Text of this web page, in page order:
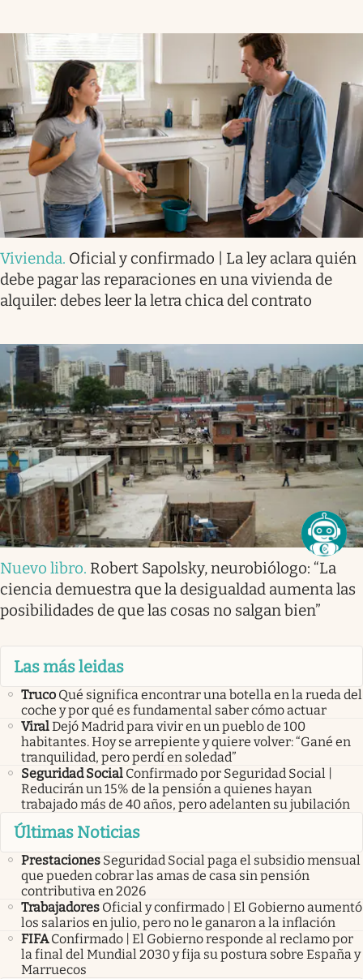
Vivienda. Oficial y confirmado | La ley aclara quién
debe pagar las reparaciones en una vivienda de
alquiler: debes leer la letra chica del contrato
Nuevo libro. Robert Sapolsky, neurobiólogo: “La
ciencia demuestra que la desigualdad aumenta las
posibilidades de que las cosas no salgan bien”
Las más leidas
Truco Qué significa encontrar una botella en la rueda del
coche y por qué es fundamental saber cómo actuar
ViralDejó Madrid para vivir en un pueblo de 100
habitantes. Hoy se arrepiente y quiere volver: “Gané en
tranquilidad, pero perdí en soledad”
Seguridad Social Confirmado por Seguridad Social |
Reducirán un 15% de la pensión a quienes hayan
trabajado más de 40 años, pero adelanten su jubilación
Últimas Noticias
Prestaciones Seguridad Social paga el subsidio mensual
que pueden cobrar las amas de casa sin pensión
contributiva en 2026
Trabajadores Oficial y confirmado | El Gobierno aumentó
los salarios en julio, pero no le ganaron a la inflación
FIFA Confirmado | El Gobierno responde al reclamo por
la final del Mundial 2030 y fija su postura sobre España y
Marruecos